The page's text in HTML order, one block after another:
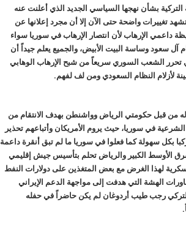
التركية بشأن نهجها السياسي الجديد الذي أعلنت عنه
تغييرات واضحة حتى الآن إلا أن مجرد إعلانها عن
داعمي الإرهاب لأن انتصار الإرهاب في سوريا سواء
سعود وساسة البيت الأبيض، والجميع يعلم جيداً أن
تحرر الشعب السوري سريعاً من شبح الإرهاب الوهابي
لأزلام النظام السعودي ومن لف لفهم.
من قبل حكومتي الرياض وواشنطن بهدف الانتقام من
في سوريا، حيث يروم الأمريكان وأتباعهم تحذير
بكل سهولة كما فعلوا في سوريا ما لم تبق أنقرة داعمة
الأوسط الكبير والرياض تحلم بتأسيس جيش إقليمي
لهذا الغرض مع بعض المتغذين على دولارات النفط
الهشة التي هدفت إلى مواجهة الدعم الإيراني
رجب طيب أردوغان لم يكن حاضراً في حفله